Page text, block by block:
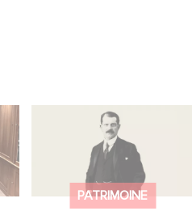
PATRIMOINE
130 ans d’innovation,
et l’histoire continue